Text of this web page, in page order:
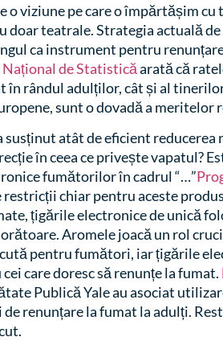
o viziune pe care o împărtășim cu
doar teatrale. Strategia actuală
ca instrument pentru
de Statisticăarată că
rândul adulților, cât și al
sunt o dovadă a meritelor
susținut atât de eficient
în ceea ce privește vapatul?
fumătorilor în cadrul “…”
restricții chiar pentru aceste
țigările electronice de unică
Aromele joacă un rol
pentru fumători, iar țigările
care doresc să renunțe la fumat.
Publică Yale au asociat
renunțare la fumat la adulți.